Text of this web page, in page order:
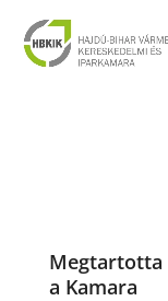
Megtartotta
a Kamara